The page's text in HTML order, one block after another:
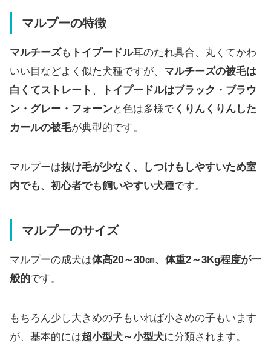
マルプーの特徴
マルチーズも トイプードル耳のたれ具合、丸くてかわ
いい目などよく似た犬種ですが、 マルチーズの被毛は
白くてストレート 、
トイプードルはブラック・ブラウ
ン・グレー・フォーンと色は多様で くりんくりんした
カールの被毛が典型的です。
マルプーは抜け毛が少なく、しつけもしやすいため室
内でも、初心者でも飼いやすい犬種です。
マルプーのサイズ
マルプーの成犬は体高20～30㎝、体重2～3Kg程度が一
般的です。
もちろん少し大きめの子もいれば小さめの子もいます
が、基本的には超小型犬～小型犬に分類されます。